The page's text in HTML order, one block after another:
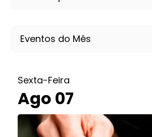
Eventos do Mês
Sexta-Feira
Ago 07